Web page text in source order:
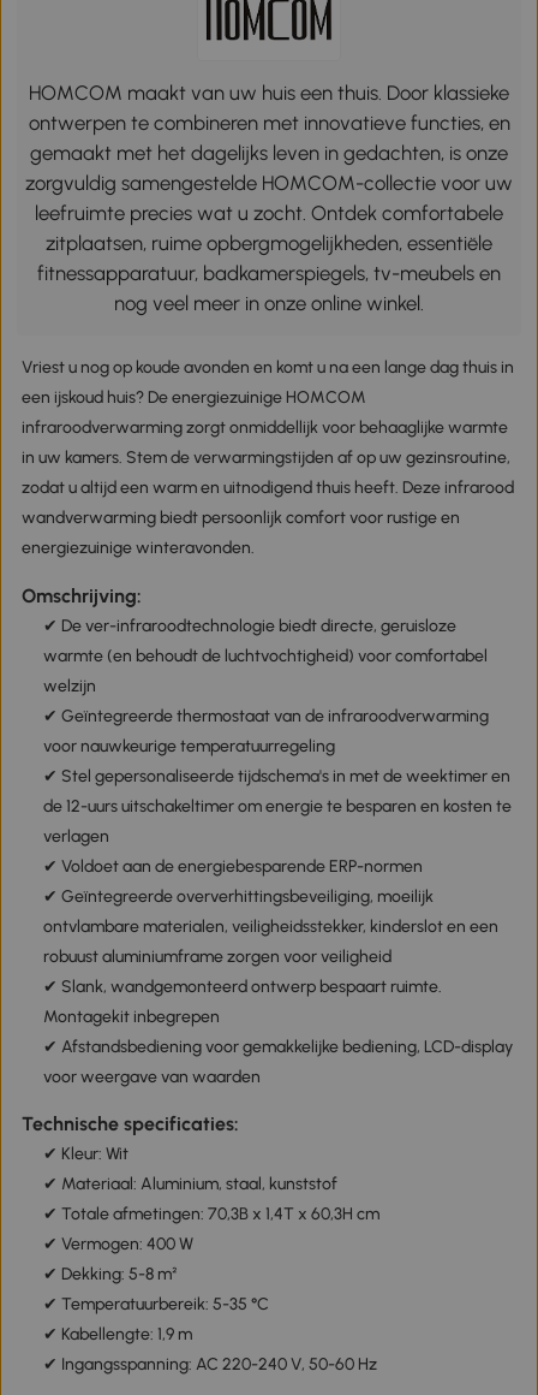
HOMCOM maakt van uw huis een thuis. Door klassieke
ontwerpen te combineren met innovatieve functies, en
gemaakt met het dagelijks leven in gedachten, is onze
zorgvuldig samengestelde HOMCOM-collectie voor uw
leefruimte precies wat u zocht. Ontdek comfortabele
zitplaatsen, ruime opbergmogelijkheden, essentiële
fitnessapparatuur, badkamerspiegels, tv-meubels en
nog veel meer in onze online winkel.
Vriest u nog op koude avonden en komt u na een lange dag thuis in
een ijskoud huis? De energiezuinige HOMCOM
infraroodverwarming zorgt onmiddellijk voor behaaglijke warmte
in uw kamers. Stem de verwarmingstijden af op uw gezinsroutine,
zodat u altijd een warm en uitnodigend thuis heeft. Deze infrarood
wandverwarming biedt persoonlijk comfort voor rustige en
energiezuinige winteravonden.
Omschrijving:
✔ De ver-infraroodtechnologie biedt directe, geruisloze
warmte (en behoudt de luchtvochtigheid) voor comfortabel
welzijn
✔ Geïntegreerde thermostaat van de infraroodverwarming
voor nauwkeurige temperatuurregeling
✔ Stel gepersonaliseerde tijdschema's in met de weektimer en
de 12-uurs uitschakeltimer om energie te besparen en kosten te
verlagen
✔ Voldoet aan de energiebesparende ERP-normen
✔ Geïntegreerde oververhittingsbeveiliging, moeilijk
ontvlambare materialen, veiligheidsstekker, kinderslot en een
robuust aluminiumframe zorgen voor veiligheid
✔ Slank, wandgemonteerd ontwerp bespaart ruimte.
Montagekit inbegrepen
✔ Afstandsbediening voor gemakkelijke bediening, LCD-display
voor weergave van waarden
Technische specificaties:
✔ Kleur: Wit
✔ Materiaal: Aluminium, staal, kunststof
✔ Totale afmetingen: 70,3B x 1,4T x 60,3H cm
✔ Vermogen: 400 W
✔ Dekking: 5-8 m²
✔ Temperatuurbereik: 5-35 °C
✔ Kabellengte: 1,9 m
✔ Ingangsspanning: AC 220-240 V, 50-60 Hz